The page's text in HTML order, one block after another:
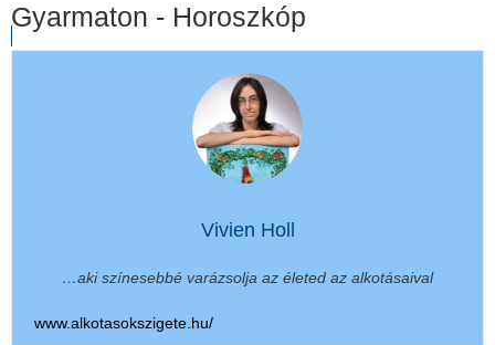
Gyarmaton - Horoszkóp
Vivien Holl
…aki színesebbé varázsolja az életed az alkotásaival
www.alkotasokszigete.hu/